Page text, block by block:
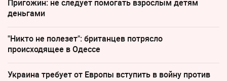
Пригожин: не следует помогать взрослым детям
деньгами
"Никто не полезет": британцев потрясло
происходящее в Одессе
Украина требует от Европы вступить в войну против